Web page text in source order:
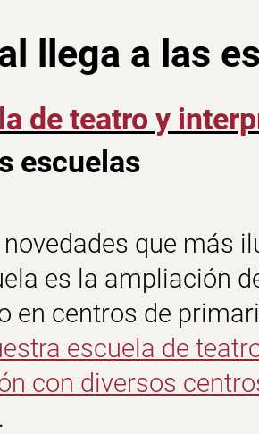
llega a las
de teatro y
escuelas
novedades que más
es la ampliación
en centros de
escuela de
con diversos